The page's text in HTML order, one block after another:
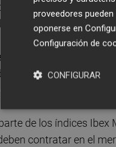
como nuevos
este jueves por el
salir a Bolsa el
empresas de
de los índices
contratar en el
proveedores
oponerse en
Configuración de
CONFIGURAR